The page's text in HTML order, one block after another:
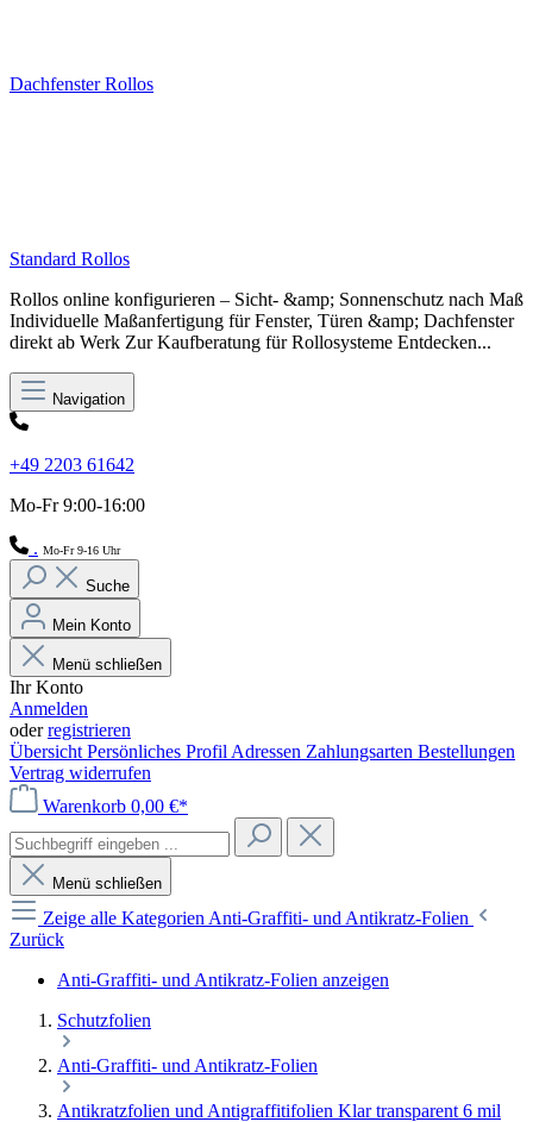
Dachfenster Rollos
Standard Rollos
Rollos online konfigurieren – Sicht- &amp; Sonnenschutz nach Maß
Individuelle Maßanfertigung für Fenster, Türen &amp; Dachfenster
direkt ab Werk Zur Kaufberatung für Rollosysteme Entdecken...
Navigation
+49 2203 61642
Mo-Fr 9:00-16:00
. Mo-Fr 9-16 Uhr
Suche
Mein Konto
Menü schließen
Ihr Konto
Anmelden
oderregistrieren
Übersicht Persönliches Profil Adressen Zahlungsarten Bestellungen
Vertrag widerrufen
Warenkorb 0,00 €*
Menü schließen
Zeige alle Kategorien Anti-Graffiti- und Antikratz-Folien
Zurück
Anti-Graffiti- und Antikratz-Folien anzeigen
Schutzfolien
Anti-Graffiti- und Antikratz-Folien
Antikratzfolien und Antigraffitifolien Klar transparent 6 mil